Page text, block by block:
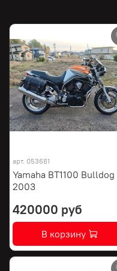
арт. 053681
Yamaha BT1100 Bulldog
2003
420000 руб
В корзину